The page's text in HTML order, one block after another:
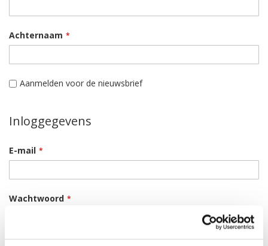
Achternaam
Aanmelden voor de nieuwsbrief
Inloggegevens
E-mail
Wachtwoord
Wachtwoordsterkte:Geen wachtwoord